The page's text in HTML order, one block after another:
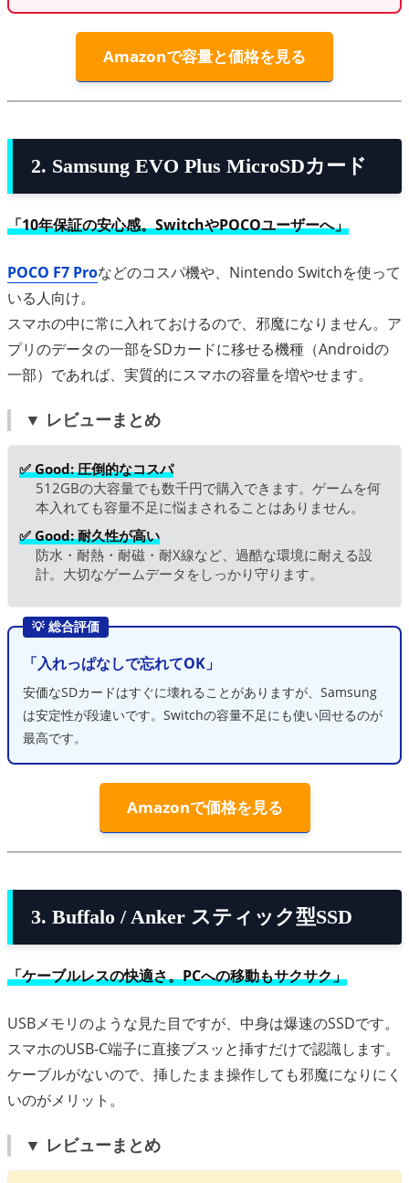
Amazonで容量と価格を見る
2. Samsung EVO Plus MicroSDカード
「10年保証の安心感。SwitchやPOCOユーザーへ」
POCO F7 Proなどのコスパ機や、Nintendo Switchを使って
いる人向け。
スマホの中に常に入れておけるので、邪魔になりません。ア
プリのデータの一部をSDカードに移せる機種（Androidの
一部）であれば、実質的にスマホの容量を増やせます。
▼ レビューまとめ
✅ Good: 圧倒的なコスパ
512GBの大容量でも数千円で購入できます。ゲームを何
本入れても容量不足に悩まされることはありません。
✅ Good: 耐久性が高い
防水・耐熱・耐磁・耐X線など、過酷な環境に耐える設
計。大切なゲームデータをしっかり守ります。
💡 総合評価
「入れっぱなしで忘れてOK」
安価なSDカードはすぐに壊れることがありますが、Samsung
は安定性が段違いです。Switchの容量不足にも使い回せるのが
最高です。
Amazonで価格を見る
3. Buffalo / Anker スティック型SSD
「ケーブルレスの快適さ。PCへの移動もサクサク」
USBメモリのような見た目ですが、中身は爆速のSSDです。
スマホのUSB-C端子に直接ブスッと挿すだけで認識します。
ケーブルがないので、挿したまま操作しても邪魔になりにく
いのがメリット。
▼ レビューまとめ